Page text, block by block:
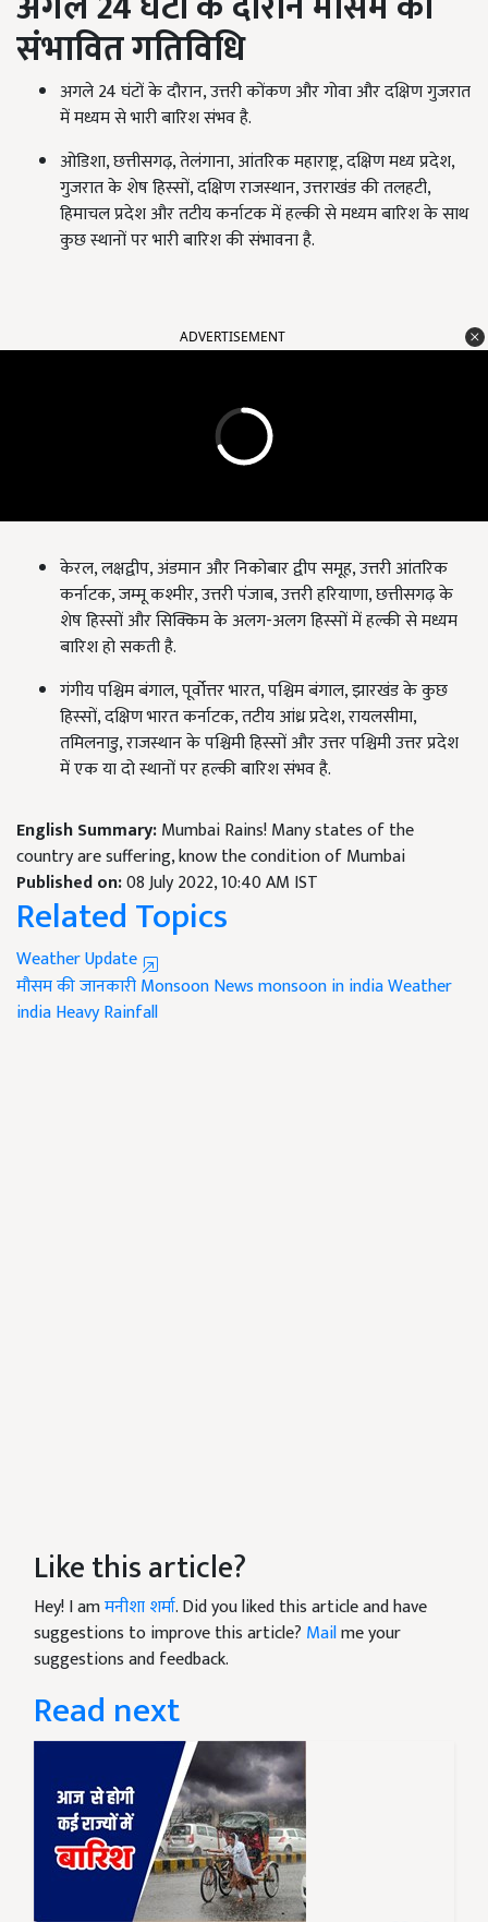
संभावित गतिविधि
अगले 24 घंटों के दौरान, उत्तरी कोंकण और गोवा और दक्षिण गुजरात
में मध्यम से भारी बारिश संभव है.
ओडिशा, छत्तीसगढ़, तेलंगाना, आंतरिक महाराष्ट्र, दक्षिण मध्य प्रदेश,
गुजरात के शेष हिस्सों, दक्षिण राजस्थान, उत्तराखंड की तलहटी,
हिमाचल प्रदेश और तटीय कर्नाटक में हल्की से मध्यम बारिश के साथ
कुछ स्थानों पर भारी बारिश की संभावना है.
ADVERTISEMENT
केरल, लक्षद्वीप, अंडमान और निकोबार द्वीप समूह, उत्तरी आंतरिक
कर्नाटक, जम्मू कश्मीर, उत्तरी पंजाब, उत्तरी हरियाणा, छत्तीसगढ़ के
शेष हिस्सों और सिक्किम के अलग-अलग हिस्सों में हल्की से मध्यम
बारिश हो सकती है.
गंगीय पश्चिम बंगाल, पूर्वोत्तर भारत, पश्चिम बंगाल, झारखंड के कुछ
हिस्सों, दक्षिण भारत कर्नाटक, तटीय आंध्र प्रदेश, रायलसीमा,
तमिलनाडु, राजस्थान के पश्चिमी हिस्सों और उत्तर पश्चिमी उत्तर प्रदेश
में एक या दो स्थानों पर हल्की बारिश संभव है.
English Summary:Mumbai Rains! Many states of the
country are suffering, know the condition of Mumbai
Published on:08 July 2022, 10:40 AM IST
Related Topics
Weather Update
मौसम की जानकारीMonsoon Newsmonsoon in indiaWeather
indiaHeavy Rainfall
Like this article?
Hey! I amमनीशा शर्मा. Did you liked this article and have
suggestions to improve this article? Mailme your
suggestions and feedback.
Read next